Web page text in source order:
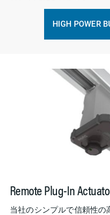
HIGH POWER
Remote Plug-In
当社のシンプルで信頼性